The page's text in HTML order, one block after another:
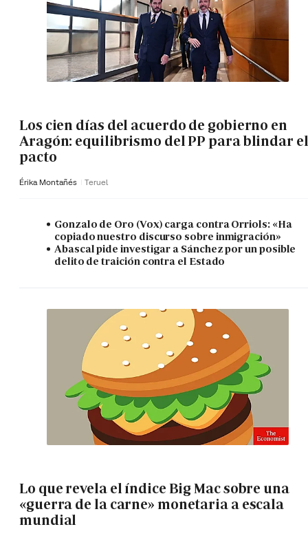
Los cien días del acuerdo de gobierno en
Aragón: equilibrismo del PP para blindar el
pacto
Érika Montañés Teruel
Gonzalo de Oro (Vox) carga contra Orriols: «Ha
copiado nuestro discurso sobre inmigración»
Abascal pide investigar a Sánchez por un posible
delito de traición contra el Estado
Lo que revela el índice Big Mac sobre una
«guerra de la carne» monetaria a escala
mundial